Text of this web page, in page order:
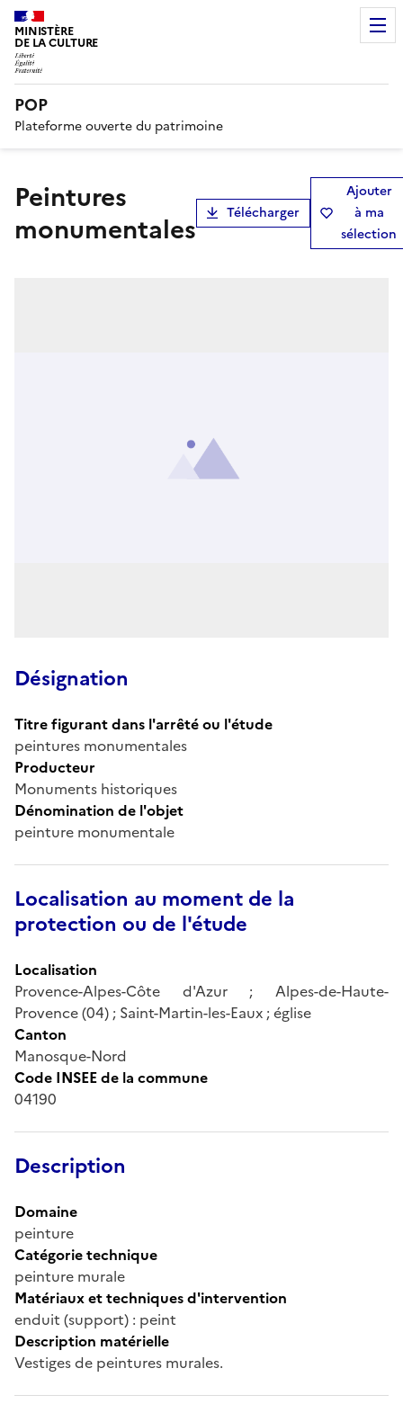
MINISTÈRE
DE LA CULTURE
POP
Plateforme ouverte du patrimoine
peintures
monumentales
Télécharger
Ajouter
à ma
sélection
Désignation
Titre figurant dans l'arrêté ou l'étude
peintures monumentales
Producteur
Monuments historiques
Dénomination de l'objet
peinture monumentale
Localisation au moment de la
protection ou de l'étude
Localisation
Provence-Alpes-Côte d'Azur ; Alpes-de-Haute-
Provence (04) ; Saint-Martin-les-Eaux ; église
Canton
Manosque-Nord
Code INSEE de la commune
04190
Description
Domaine
peinture
Catégorie technique
peinture murale
Matériaux et techniques d'intervention
enduit (support) : peint
Description matérielle
Vestiges de peintures murales.